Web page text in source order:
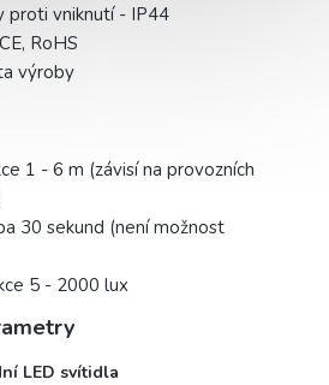
proti vniknutí - IP44
RoHS
výroby
1 - 6 m (závisí na provozních
30 sekund (není možnost
5 - 2000 lux
LED svítidla